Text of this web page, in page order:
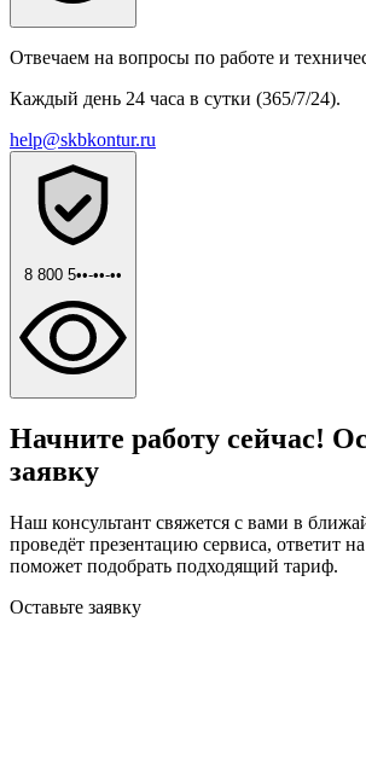
Отвечаем на вопросы по работе и
Каждый день 24 часа в сутки (365/7/24).
help@skbkontur.ru
8 800 5••-••-••
Начните работу сейчас!
заявку
Наш консультант свяжется с вами в
проведёт презентацию сервиса, ответит
поможет подобрать подходящий тариф.
Оставьте заявку